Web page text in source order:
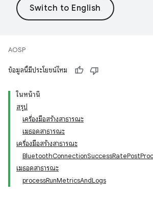
AOSP
ข้อมูลนี้มีประโยชน์ไหม
ในหน้านี้
สรุป
เครื่องมือสร้างสาธารณะ
เมธอดสาธารณะ
เครื่องมือสร้างสาธารณะ
เมธอดสาธารณะ
processRunMetricsAndLogs